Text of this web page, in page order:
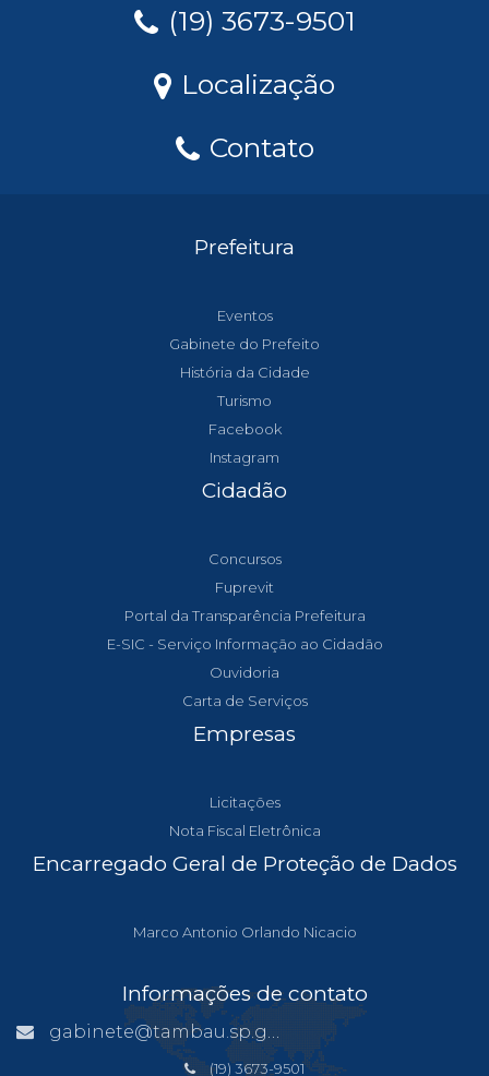
(19) 3673-9501
Localização
Contato
Prefeitura
Eventos
Gabinete do Prefeito
História da Cidade
Turismo
Facebook
Instagram
Cidadão
Concursos
Fuprevit
Portal da Transparência Prefeitura
E-SIC - Serviço Informação ao Cidadão
Ouvidoria
Carta de Serviços
Empresas
Licitações
Nota Fiscal Eletrônica
Encarregado Geral de Proteção de Dados
Marco Antonio Orlando Nicacio
Informações de contato
gabinete@tambau.sp.gov.br
(19) 3673-9501